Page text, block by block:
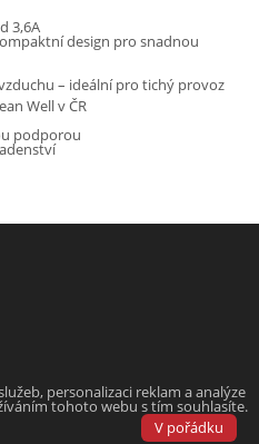
3,6A
design pro snadnou
– ideální pro tichý provoz
Well v ČR
podporou
personalizaci reklam a analýze
tohoto webu s tím souhlasíte.
V pořádku